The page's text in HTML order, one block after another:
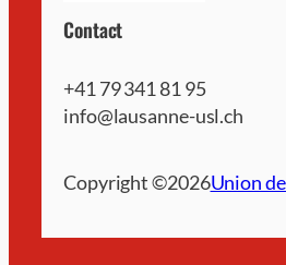
Contact
+41 79 341 81 95
info@lausanne-usl.ch
Copyright ©2026Union